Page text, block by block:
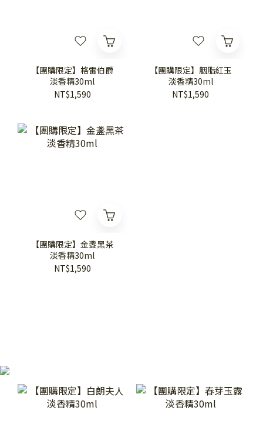
【團購限定】格雷伯爵
淡香精30ml
NT$1,590
【團購限定】胭脂紅玉
淡香精30ml
NT$1,590
【團購限定】金盞黑茶
淡香精30ml
NT$1,590